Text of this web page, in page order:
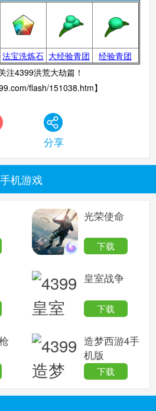
法宝洗炼石 大经验青团
经验青团
注4399洪荒大劫篇！
flash/151038.htm】
分享
机游戏
光荣使命
下载
皇室战争
下载
造梦西游4手
机版
下载